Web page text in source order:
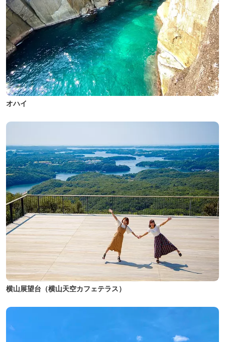
オハイ
横山展望台（横山天空カフェテラス）